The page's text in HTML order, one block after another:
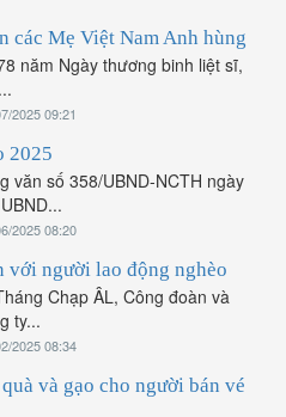
các Mẹ Việt Nam Anh hùng
năm Ngày thương binh liệt sĩ,
2025 09:21
2025
văn số 358/UBND-NCTH ngày
2025 08:20
với người lao động nghèo
Chạp ÂL, Công đoàn và
ty...
2025 08:34
và gạo cho người bán vé